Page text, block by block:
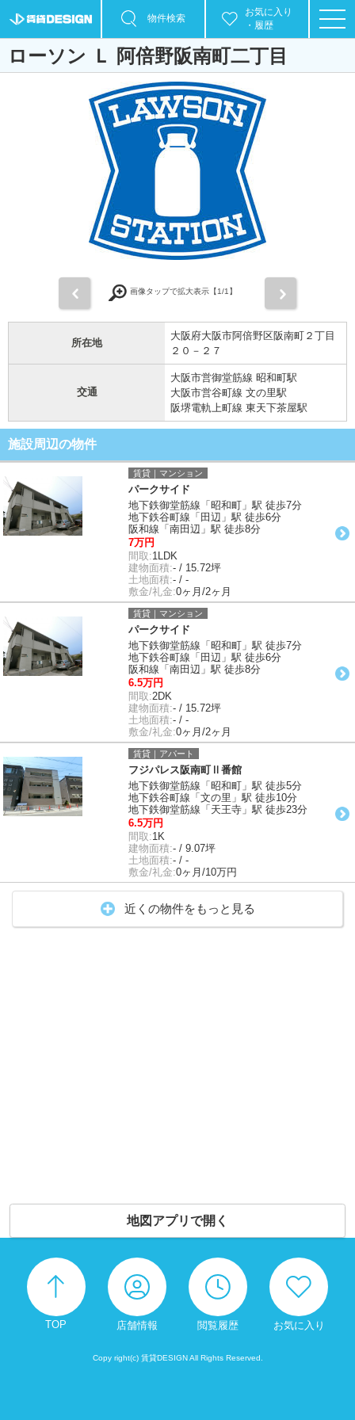
物件検索
お気に入り
・履歴
ローソン Ｌ 阿倍野阪南町二丁目
画像タップで拡大表示【1/1】
所在地
大阪府大阪市阿倍野区阪南町２丁目
２０－２７
交通
大阪市営御堂筋線 昭和町駅
大阪市営谷町線 文の里駅
阪堺電軌上町線 東天下茶屋駅
施設周辺の物件
賃貸｜マンション
パークサイド
地下鉄御堂筋線「昭和町」駅 徒歩7分
地下鉄谷町線「田辺」駅 徒歩6分
阪和線「南田辺」駅 徒歩8分
7万円
間取:1LDK
建物面積:- / 15.72坪
土地面積:- / -
敷金/礼金:0ヶ月/2ヶ月
賃貸｜マンション
パークサイド
地下鉄御堂筋線「昭和町」駅 徒歩7分
地下鉄谷町線「田辺」駅 徒歩6分
阪和線「南田辺」駅 徒歩8分
6.5万円
間取:2DK
建物面積:- / 15.72坪
土地面積:- / -
敷金/礼金:0ヶ月/2ヶ月
賃貸｜アパート
フジパレス阪南町Ⅱ番館
地下鉄御堂筋線「昭和町」駅 徒歩5分
地下鉄谷町線「文の里」駅 徒歩10分
地下鉄御堂筋線「天王寺」駅 徒歩23分
6.5万円
間取:1K
建物面積:- / 9.07坪
土地面積:- / -
敷金/礼金:0ヶ月/10万円
近くの物件をもっと見る
地図アプリで開く
TOP 店舗情報 閲覧履歴 お気に入り
Copy right(c) 賃貸DESIGN All Rights Reserved.